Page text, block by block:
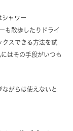
シャワー
も散歩したりドライ
クスできる方法を試
はその手段がいつも
がらは使えないと